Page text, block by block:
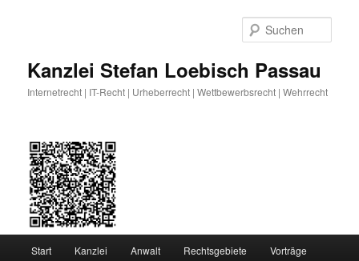
Kanzlei Stefan Loebisch Passau
Internetrecht | IT-Recht | Urheberrecht | Wettbewerbsrecht | Wehrrecht
Start Kanzlei Anwalt Rechtsgebiete Vorträge